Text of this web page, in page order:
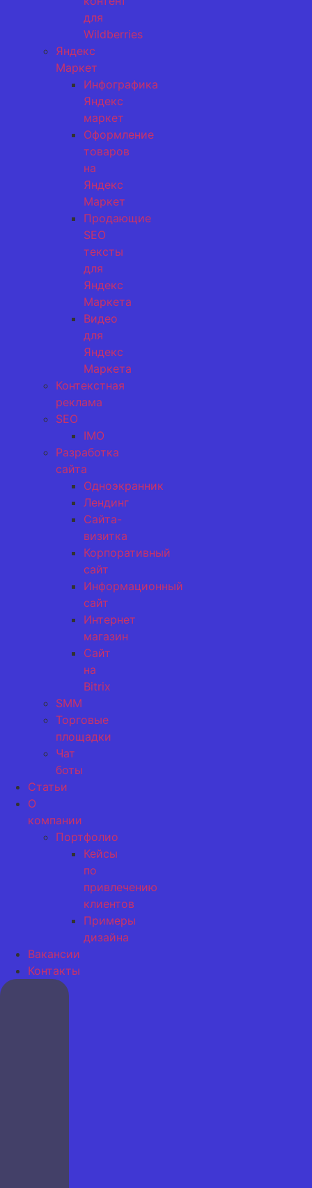
для
Wildberries
Яндекс
Маркет
Инфографика
Яндекс
маркет
Оформление
товаров
на
Яндекс
Маркет
Продающие
SEO
тексты
для
Яндекс
Маркета
Видео
для
Яндекс
Маркета
Контекстная
реклама
SEO
IMO
Разработка
сайта
Одноэкранник
Лендинг
Сайта-
визитка
Корпоративный
сайт
Информационный
сайт
Интернет
магазин
Сайт
на
Bitrix
SMM
Торговые
площадки
Чат
боты
Статьи
О
компании
Портфолио
Кейсы
по
привлечению
клиентов
Примеры
дизайна
Вакансии
Контакты